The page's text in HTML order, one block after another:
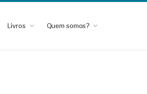
Livros Quem somos?